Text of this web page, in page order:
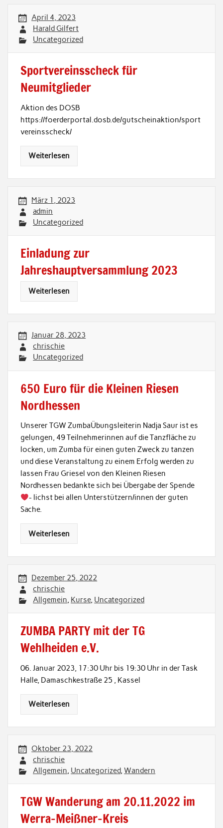
April 4, 2023
Harald Gilfert
Uncategorized
Sportvereinsscheck für
Neumitglieder
Aktion des DOSB
https://foerderportal.dosb.de/gutscheinaktion/sport
vereinsscheck/
Weiterlesen
März 1, 2023
admin
Uncategorized
Einladung zur
Jahreshauptversammlung 2023
Weiterlesen
Januar 28, 2023
chrischie
Uncategorized
650 Euro für die Kleinen Riesen
Nordhessen
Unserer TGW ZumbaÜbungsleiterin Nadja Saur ist es
gelungen, 49 Teilnehmerinnen auf die Tanzfläche zu
locken, um Zumba für einen guten Zweck zu tanzen
und diese Veranstaltung zu einem Erfolg werden zu
lassen Frau Griesel von den Kleinen Riesen
Nordhessen bedankte sich bei Übergabe der Spende
- lichst bei allen Unterstützern/innen der guten
Sache.
Weiterlesen
Dezember 25, 2022
chrischie
Allgemein, Kurse, Uncategorized
ZUMBA PARTY mit der TG
Wehlheiden e.V.
06. Januar 2023, 17:30 Uhr bis 19:30 Uhr in der Task
Halle, Damaschkestraße 25 , Kassel
Weiterlesen
Oktober 23, 2022
chrischie
Allgemein, Uncategorized,Wandern
TGW Wanderung am 20.11.2022 im
Werra-Meißner-Kreis